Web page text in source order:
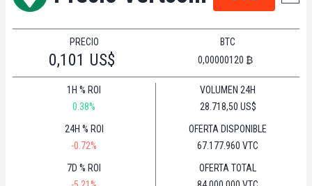
PRECIO
0,101 US$
BTC
0,00000120 ₿
1H % ROI
0.38%
24H % ROI
-0.72%
7D % ROI
VOLUMEN 24H
28.718,50 US$
OFERTA DISPONIBLE
67.177.960 VTC
OFERTA TOTAL